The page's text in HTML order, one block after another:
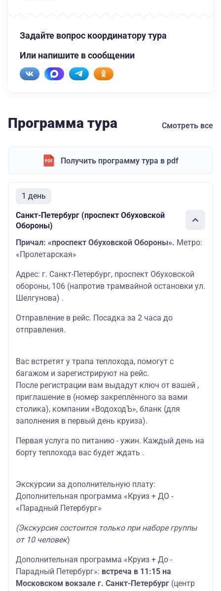
Задайте вопрос координатору тура
Или напишите в сообщении
Программа тура Смотреть все
Получить программу тура в pdf
1 день
Санкт-Петербург (проспект Обуховской
Обороны)
Причал: «проспект Обуховской Обороны». Метро:
«Пролетарская»
Адрес: г. Санкт-Петербург, проспект Обуховской
обороны, 106 (напротив трамвайной остановки ул.
Шелгунова) .
Отправление в рейс. Посадка за 2 часа до
отправления.
Вас встретят у трапа теплохода, помогут с
багажом и зарегистрируют на рейс.
После регистрации вам выдадут ключ от вашей ,
приглашение в (номер закреплённого за вами
столика), компании «ВодоходЪ», бланк (для
заполнения в первый день круиза).
Первая услуга по питанию - ужин. Каждый день на
борту теплохода вас будет ждать .
Экскурсии за дополнительную плату:
Дополнительная программа «Круиз + ДО -
«Парадный Петербург»
(Экскурсия состоится только при наборе группы
от 10 человек)
Дополнительная программа «Круиз + До -
Парадный Петербург»: встреча в 11:15 на
Московском вокзале г. Санкт-Петербург (центр